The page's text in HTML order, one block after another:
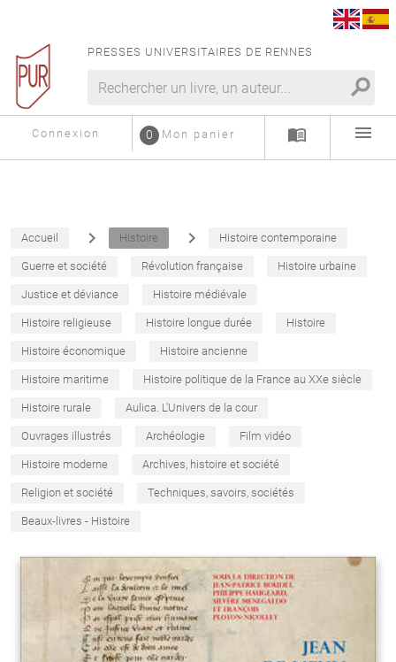
PRESSES UNIVERSITAIRES DE RENNES
search
Connexion Mon panier
0 menu_book menu
Accueil navigate_next Histoire navigate_next Histoire contemporaine
Guerre et société Révolution française Histoire urbaine
Justice et déviance Histoire médiévale
Histoire religieuse Histoire longue durée Histoire
Histoire économique Histoire ancienne
Histoire maritime Histoire politique de la France au XXe siècle
Histoire rurale Aulica. L'Univers de la cour
Ouvrages illustrés Archéologie Film vidéo
Histoire moderne Archives, histoire et société
Religion et société Techniques, savoirs, sociétés
Beaux-livres - Histoire